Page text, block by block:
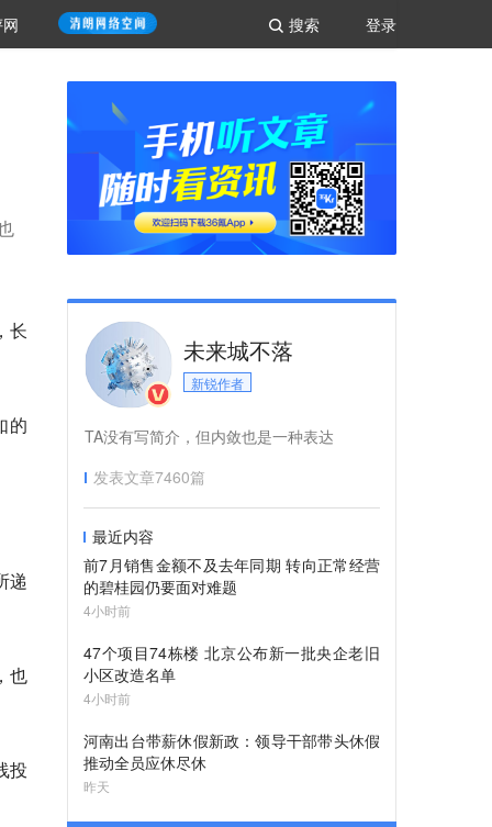
登录
搜索
长
的
递
也
投
未来城不落
新锐作者
TA没有写简介，但内敛也是一种表达
发表文章7460篇
最近内容
前7月销售金额不及去年同期 转向正常经营
的碧桂园仍要面对难题
4小时前
47个项目74栋楼 北京公布新一批央企老旧
小区改造名单
4小时前
河南出台带薪休假新政：领导干部带头休假
推动全员应休尽休
昨天